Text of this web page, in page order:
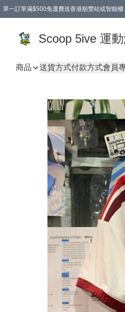
單一訂單滿$500免運費送香港順豐站或智能
Scoop 5ive 運
商品 送貨方式付款方式會員